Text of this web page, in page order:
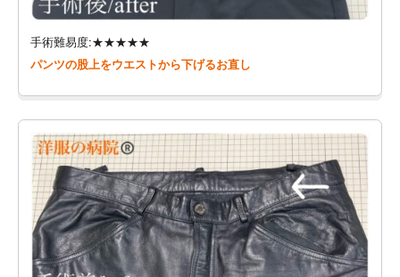
手術難易度:★★★★★
パンツの股上をウエストから下げるお直し